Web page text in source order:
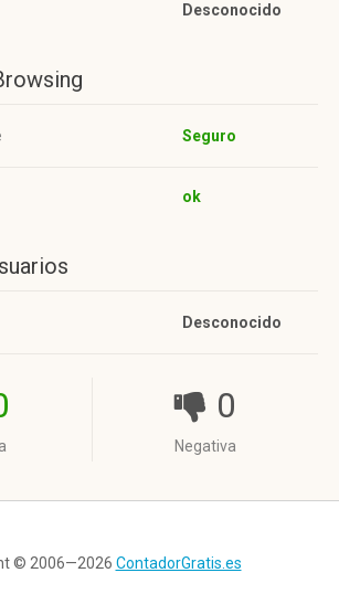
Desconocido
Seguro
ok
Desconocido
0
Negativa
© 2006—2026 ContadorGratis.es